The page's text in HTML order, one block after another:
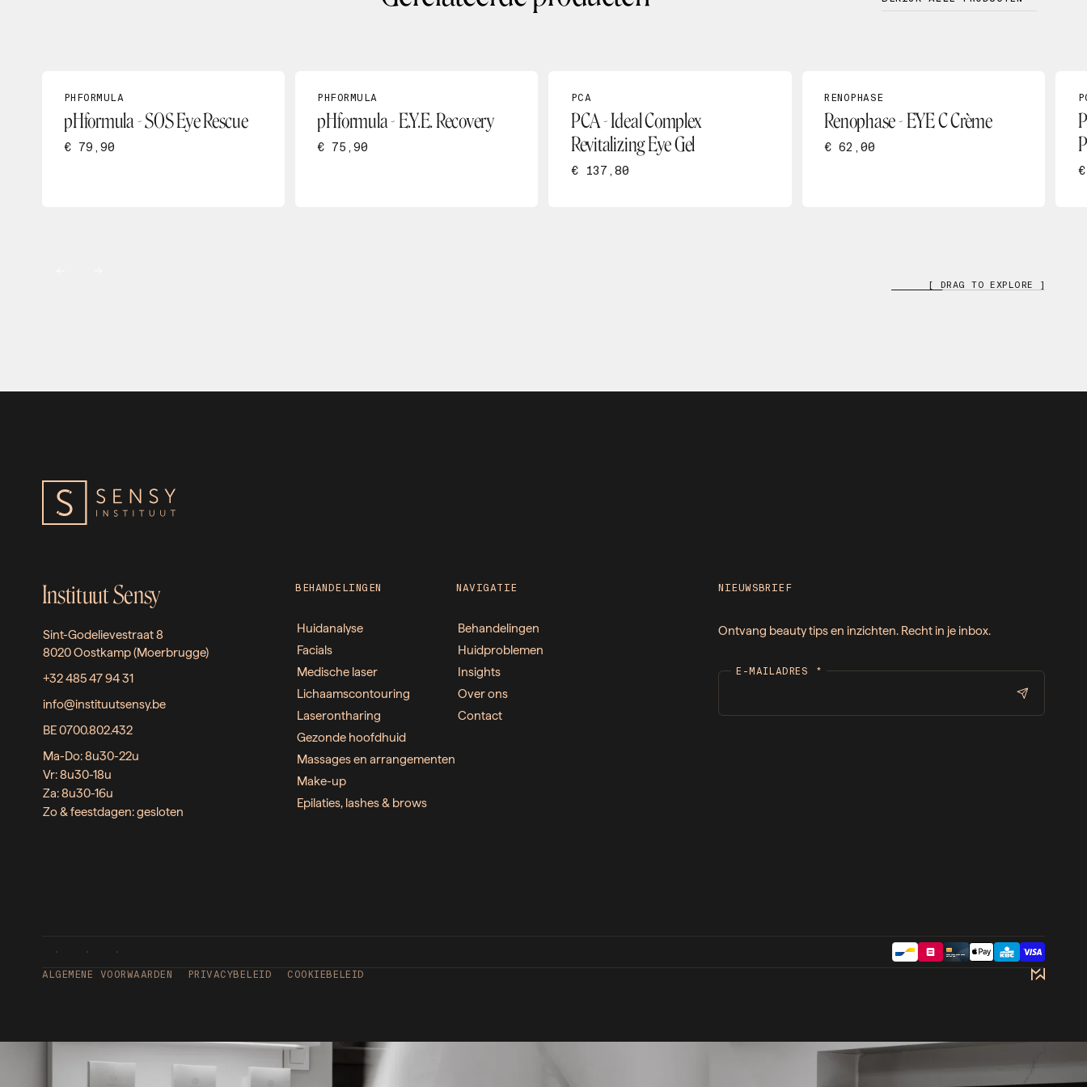
PHFORMULA
pHformula - SOS Eye Rescue
€ 79,90
PHFORMULA
pHformula - E.Y.E. Recovery
€ 75,90
PCA
PCA - Ideal Complex
Revitalizing Eye Gel
€ 137,80
RENOPHASE
Renophase - EYE C Crème
€ 62,00
[ DRAG TO EXPLORE ]
Instituut Sensy
Sint-Godelievestraat 8
8020 Oostkamp (Moerbrugge)
+32 485 47 94 31
info@instituutsensy.be
BE 0700.802.432
Ma-Do: 8u30-22u
Vr: 8u30-18u
Za: 8u30-16u
Zo & feestdagen: gesloten
BEHANDELINGEN
Huidanalyse
Facials
Medische laser
Lichaamscontouring
Laserontharing
Gezonde hoofdhuid
Massages en arrangementen
Make-up
Epilaties, lashes & brows
NAVIGATIE
Behandelingen
Huidproblemen
Insights
Over ons
Contact
NIEUWSBRIEF
Ontvang beauty tips en inzichten. Recht in je inbox.
E-MAILADRES *
ALGEMENE VOORWAARDEN PRIVACYBELEID COOKIEBELEID